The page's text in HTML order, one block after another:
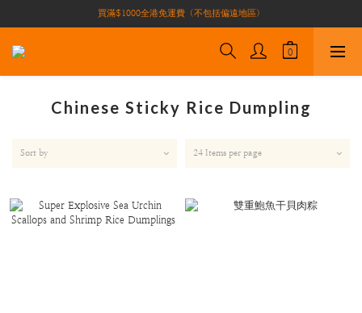
買滿$1000全港免運費（不包括偏遠地區）
買滿$1000全港免運費（不包括偏遠地區）
加入會員即有10積分 （積分可作現金下次使用）| 全港免運費🚚
Chinese Sticky Rice Dumpling
Sort by 24 Items per page